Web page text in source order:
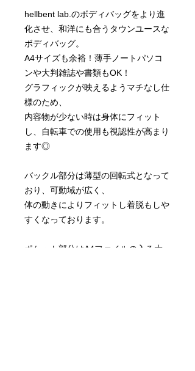
hellbent lab.のボディバッグをより進
化させ、和洋にも合うタウンユースな
ボディバッグ。
A4サイズも余裕！薄手ノートパソコ
ンや大判雑誌や書類もOK！
グラフィックが映えるようマチなし仕
様のため、
内容物が少ない時は身体にフィット
し、自転車での使用も視認性が高まり
ます◎
バックル部分は薄型の回転式となって
おり、可動域が広く、
体の動きによりフィットし着脱もしや
すくなっております。
ポケット部分はA4ファイルの入る大